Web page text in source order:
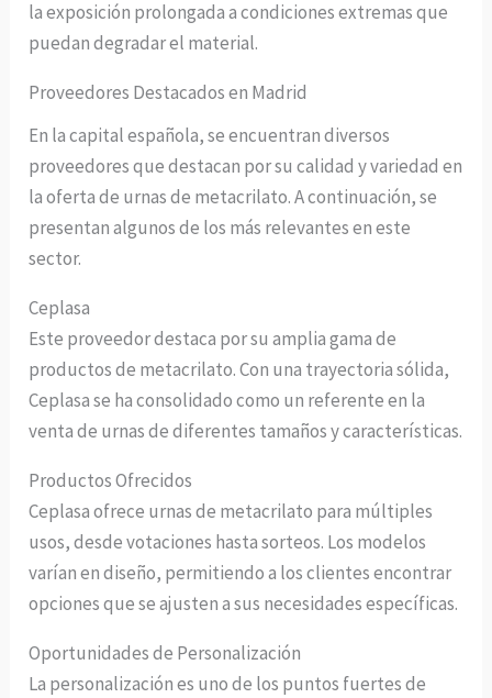
la exposición prolongada a condiciones extremas que
puedan degradar el material.
Proveedores Destacados en Madrid
En la capital española, se encuentran diversos
proveedores que destacan por su calidad y variedad en
la oferta de urnas de metacrilato. A continuación, se
presentan algunos de los más relevantes en este
sector.
Ceplasa
Este proveedor destaca por su amplia gama de
productos de metacrilato. Con una trayectoria sólida,
Ceplasa se ha consolidado como un referente en la
venta de urnas de diferentes tamaños y características.
Productos Ofrecidos
Ceplasa ofrece urnas de metacrilato para múltiples
usos, desde votaciones hasta sorteos. Los modelos
varían en diseño, permitiendo a los clientes encontrar
opciones que se ajusten a sus necesidades específicas.
Oportunidades de Personalización
La personalización es uno de los puntos fuertes de